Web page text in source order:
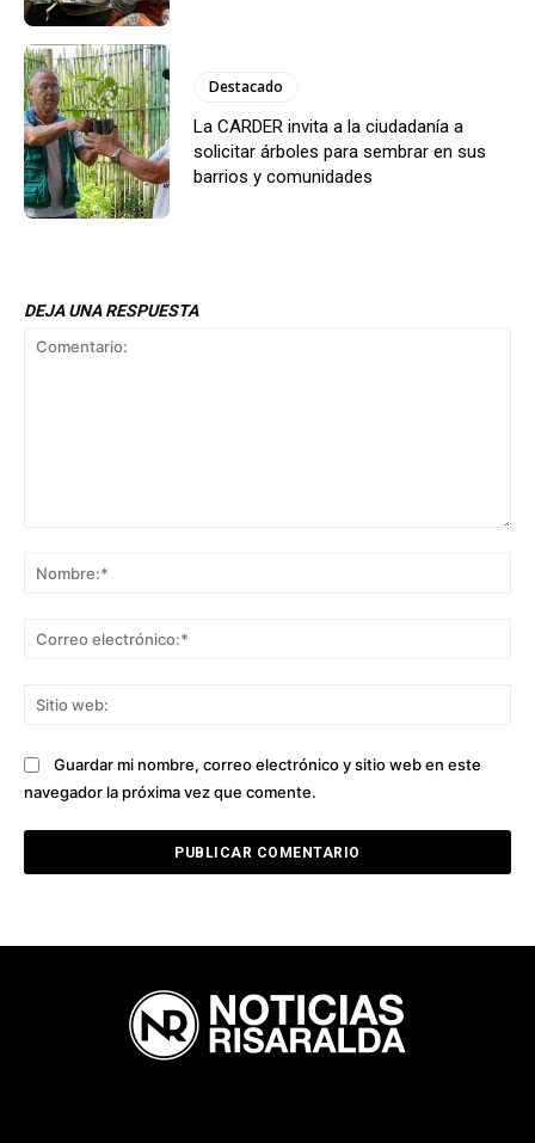
Destacado
La CARDER invita a la ciudadanía a
solicitar árboles para sembrar en sus
barrios y comunidades
DEJA UNA RESPUESTA
Guardar mi nombre, correo electrónico y sitio web en este
navegador la próxima vez que comente.